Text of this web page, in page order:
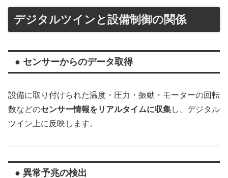
デジタルツインと設備制御の関係
● センサーからのデータ取得
設備に取り付けられた温度・圧力・振動・モーターの回転
数などのセンサー情報をリアルタイムに収集し、デジタル
ツイン上に反映します。
● 異常予兆の検出